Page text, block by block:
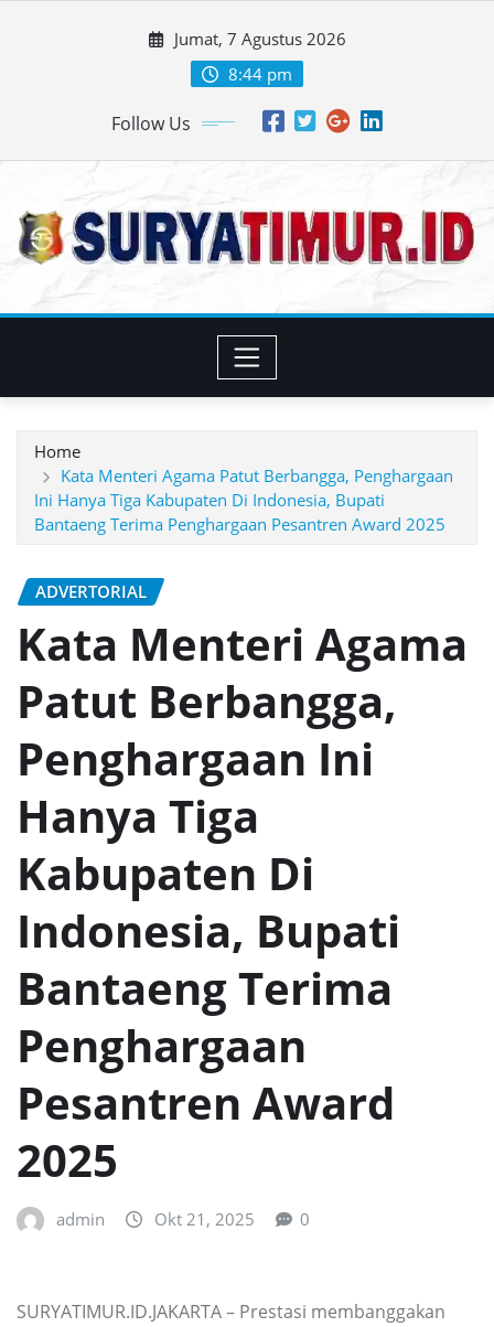
Jumat, 7 Agustus 2026
8:44 pm
Follow Us
Home
Kata Menteri Agama Patut Berbangga, Penghargaan
Ini Hanya Tiga Kabupaten Di Indonesia, Bupati
Bantaeng Terima Penghargaan Pesantren Award 2025
ADVERTORIAL
Kata Menteri Agama
Patut Berbangga,
Penghargaan Ini
Hanya Tiga
Kabupaten Di
Indonesia, Bupati
Bantaeng Terima
Penghargaan
Pesantren Award
2025
admin Okt 21, 2025 0
SURYATIMUR.ID.JAKARTA – Prestasi membanggakan